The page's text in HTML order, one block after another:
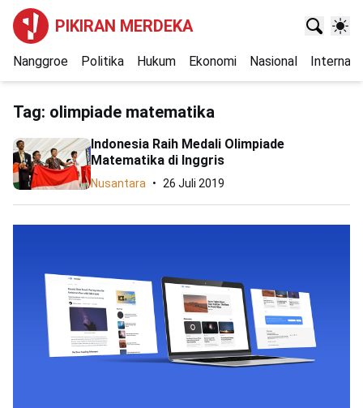
PIKIRAN MERDEKA
Nanggroe Politika Hukum Ekonomi Nasional
Tag: olimpiade matematika
Indonesia Raih Medali Olimpiade
Matematika di Inggris
Nusantara 26 Juli 2019